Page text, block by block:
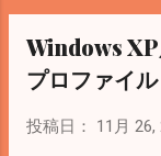
ー
続
と
ち
イ
モ
話
Windows
プロファイ
投稿日： 11月 26,